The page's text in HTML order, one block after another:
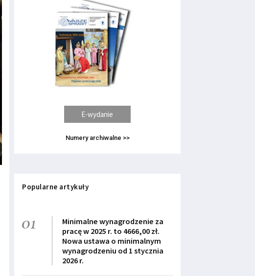
E-wydanie
Numery archiwalne >>
Popularne artykuły
01
Minimalne wynagrodzenie za
pracę w 2025 r. to 4666,00 zł.
Nowa ustawa o minimalnym
wynagrodzeniu od 1 stycznia
2026 r.